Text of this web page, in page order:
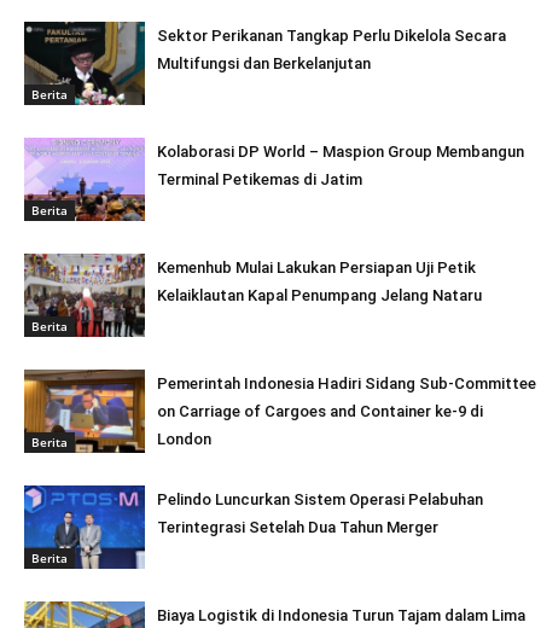
Berita
Sektor Perikanan Tangkap Perlu Dikelola Secara
Multifungsi dan Berkelanjutan
Berita
Kolaborasi DP World – Maspion Group Membangun
Terminal Petikemas di Jatim
Berita
Kemenhub Mulai Lakukan Persiapan Uji Petik
Kelaiklautan Kapal Penumpang Jelang Nataru
Berita
Pemerintah Indonesia Hadiri Sidang Sub-Committee
on Carriage of Cargoes and Container ke-9 di
London
Berita
Pelindo Luncurkan Sistem Operasi Pelabuhan
Terintegrasi Setelah Dua Tahun Merger
Biaya Logistik di Indonesia Turun Tajam dalam Lima